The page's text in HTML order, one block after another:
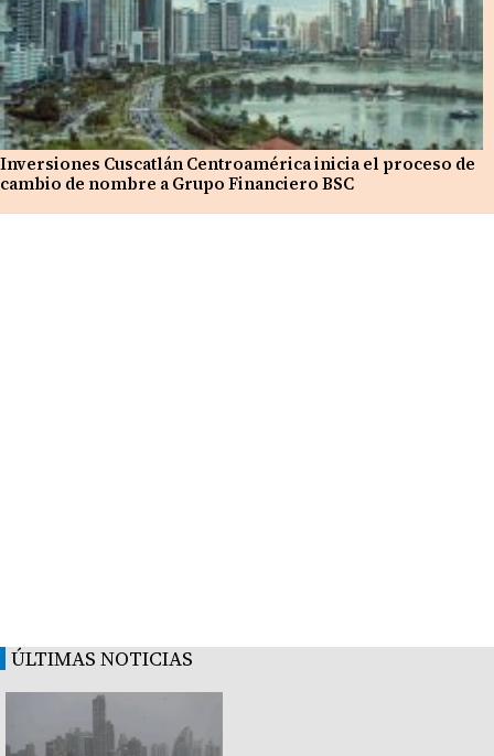
Inversiones Cuscatlán Centroamérica inicia el proceso de
cambio de nombre a Grupo Financiero BSC
ÚLTIMAS NOTICIAS